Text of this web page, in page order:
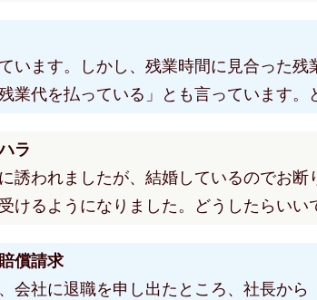
います。しかし、残業時間に見合った
業代を払っている」とも言っています。
ラ
誘われましたが、結婚しているのでお
けるようになりました。どうしたらいい
償請求
会社に退職を申し出たところ、社長か